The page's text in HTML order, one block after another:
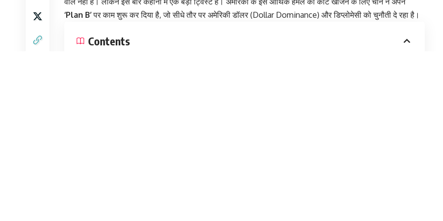
‘Plan B’पर काम शुरू कर दिया है, जो सीधे तौर पर अमेरिकी डॉलर (Dollar Dominance) और डिप्लोमेसी को चुनौती दे रहा है।
Contents